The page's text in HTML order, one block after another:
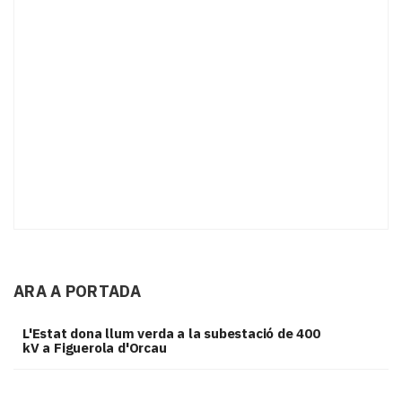
ARA A PORTADA
L'Estat dona llum verda a la subestació de 400
kV a Figuerola d'Orcau